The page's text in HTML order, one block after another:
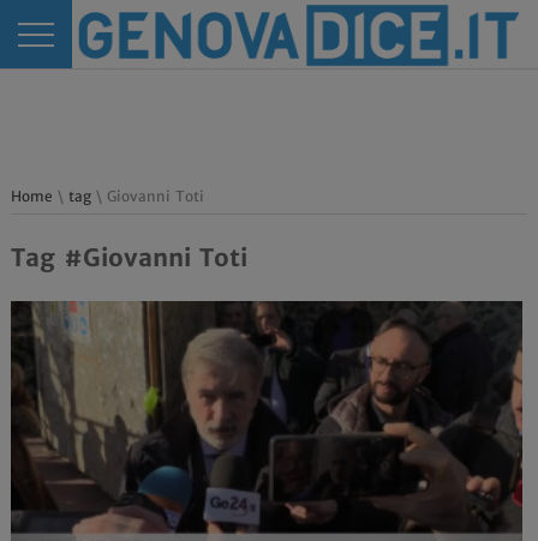
Home \ tag\ Giovanni Toti
Tag #Giovanni Toti